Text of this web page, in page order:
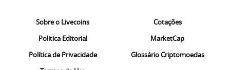
Sobre o Livecoins
Politica Editorial
Política de Privacidade
Cotações
MarketCap
Glossário Criptomoedas